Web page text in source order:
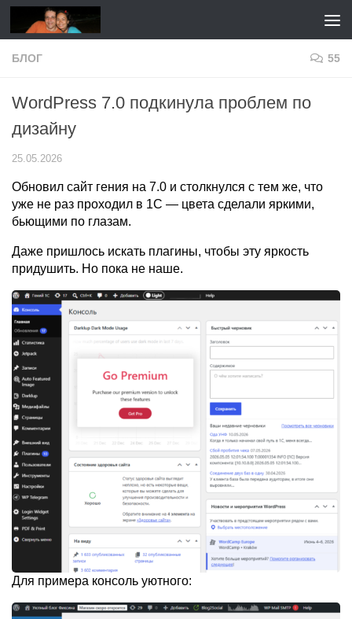
Перейти к содержимому
БЛОГ 55
WordPress 7.0 подкинула проблем по
дизайну
25.05.2026
Обновил сайт гения на 7.0 и столкнулся с тем же, что
уже не раз проходил в 1С — цвета сделали яркими,
бьющими по глазам.
Даже пришлось искать плагины, чтобы эту яркость
придушить. Но пока не наше.
Для примера консоль уютного: